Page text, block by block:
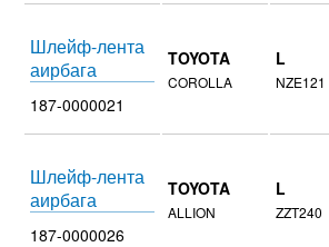
Шлейф-лента
аирбага
187-0000021
TOYOTA
COROLLA
L
NZE121
Шлейф-лента
аирбага
187-0000026
TOYOTA
ALLION
L
ZZT240